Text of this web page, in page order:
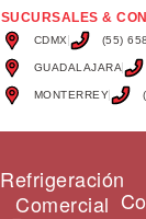
SUCURSALES &
CDMX (55)
GUADALAJARA
MONTERREY
Refrigeración
Comercial